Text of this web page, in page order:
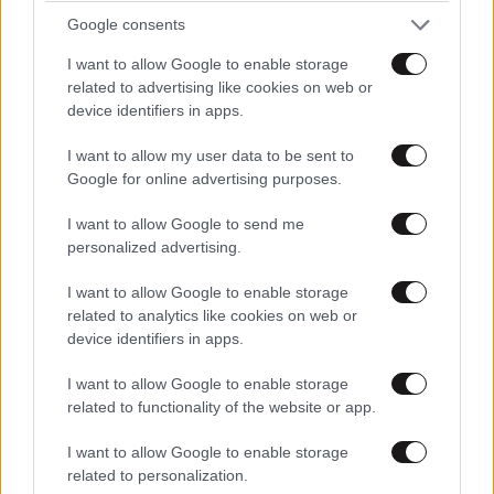
Google consents
I want to allow Google to enable storage
related to advertising like cookies on web or
device identifiers in apps.
I want to allow my user data to be sent to
Google for online advertising purposes.
I want to allow Google to send me
personalized advertising.
I want to allow Google to enable storage
related to analytics like cookies on web or
device identifiers in apps.
I want to allow Google to enable storage
related to functionality of the website or app.
I want to allow Google to enable storage
related to personalization.
women in his own story.
Know what she should have to
say to Homer?
Nothing.
Absolutely nothing.